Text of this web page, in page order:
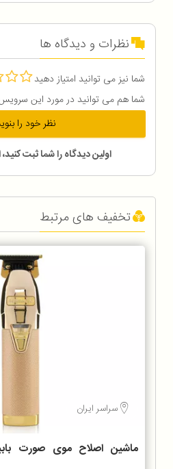
نظرات و دیدگاه ها
شما نیز می توانید امتیاز دهید
شما هم می توانید در مورد این
نظر خود را
اولین دیدگاه را شما ثبت
تخفیف های مرتبط
سراسر ایران
ماشین اصلاح موی صورت